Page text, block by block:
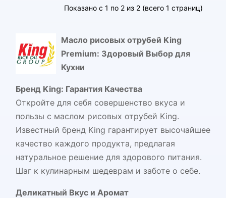
Показано с 1 по 2 из 2 (всего 1 страниц)
Масло рисовых отрубей King
Premium: Здоровый Выбор для
Кухни
Бренд King: Гарантия Качества
Откройте для себя совершенство вкуса и
пользы с маслом рисовых отрубей King.
Известный бренд King гарантирует высочайшее
качество каждого продукта, предлагая
натуральное решение для здорового питания.
Шаг к кулинарным шедеврам и заботе о себе.
Деликатный Вкус и Аромат